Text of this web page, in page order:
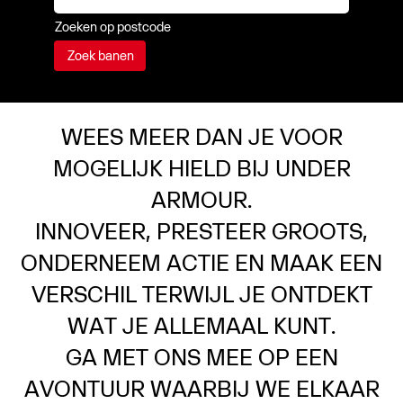
Zoeken op postcode
WEES MEER DAN JE VOOR
MOGELIJK HIELD BIJ UNDER
ARMOUR.
INNOVEER, PRESTEER GROOTS,
ONDERNEEM ACTIE EN MAAK EEN
VERSCHIL TERWIJL JE ONTDEKT
WAT JE ALLEMAAL KUNT.
GA MET ONS MEE OP EEN
AVONTUUR WAARBIJ WE ELKAAR